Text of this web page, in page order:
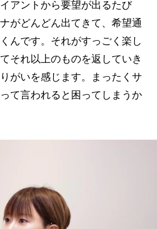
アントから要望が出るたび
がどんどん出てきて、希望通
んです。それがすっごく楽し
それ以上のものを返していき
がいを感じます。まったくサ
て言われると困ってしまうか